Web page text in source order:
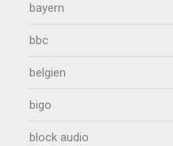
bayern
bbc
belgien
bigo
block audio